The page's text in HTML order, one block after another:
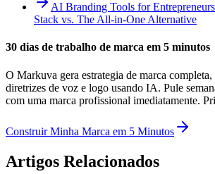
AI Branding Tools for
Stack vs. The All-in-One Alternative
30 dias de trabalho de marca em 5 minutos
O Markuva gera estrategia de marca
diretrizes de voz e logo usando IA. Pule
com uma marca profissional imediatamente.
Construir Minha Marca em 5 Minutos
Artigos Relacionados